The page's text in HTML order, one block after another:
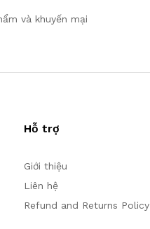
và khuyến mại
Hỗ trợ
Giới thiệu
Liên hệ
Refund and Returns Policy